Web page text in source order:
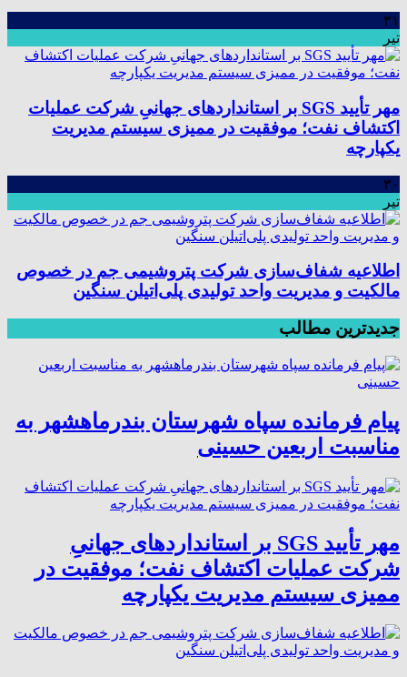
۳۱
تیر
مهر تأیید SGS بر استانداردهای جهانیِ شرکت عملیات
اکتشاف نفت؛ موفقیت در ممیزی سیستم مدیریت
یکپارچه
۳۰
تیر
اطلاعیه شفاف‌سازی شرکت پتروشیمی جم در خصوص
مالکیت و مدیریت واحد تولیدی پلی‌اتیلن سنگین
جدیدترین مطالب
پیام فرمانده سپاه شهرستان بندرماهشهر به
مناسبت اربعین حسینی
مهر تأیید SGS بر استانداردهای جهانیِ
شرکت عملیات اکتشاف نفت؛ موفقیت در
ممیزی سیستم مدیریت یکپارچه